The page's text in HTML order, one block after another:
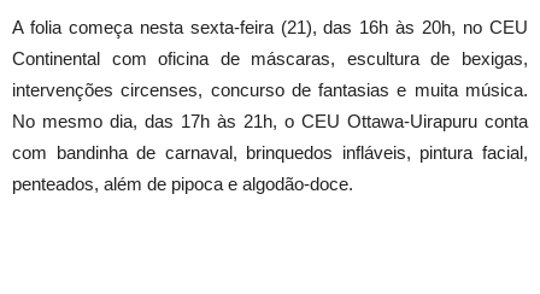
A folia começa nesta sexta-feira (21), das 16h às 20h, no CEU
Continental com oficina de máscaras, escultura de bexigas,
intervenções circenses, concurso de fantasias e muita música.
No mesmo dia, das 17h às 21h, o CEU Ottawa-Uirapuru conta
com bandinha de carnaval, brinquedos infláveis, pintura facial,
penteados, além de pipoca e algodão-doce.